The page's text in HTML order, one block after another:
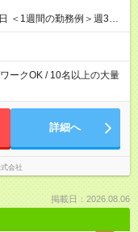
＜1週間の勤務例＞週3回
な時にお仕事
ークOK / 10名以上の大量
詳細へ
会社
掲載日：2026.08.06